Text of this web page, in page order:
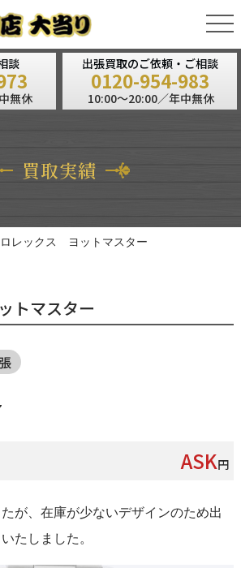
談
無休
出張買取のご依頼・ご相談
0120-954-983
10:00～20:00／年中無休
買取実績
ロレックス ヨットマスター
トマスター
ASK円
が、在庫が少ないデザインのため出
たしました。